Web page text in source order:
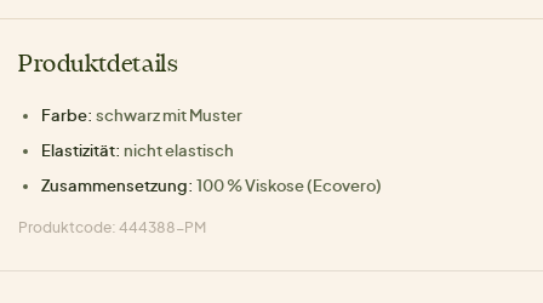
Produktdetails
Farbe: schwarz mit Muster
Elastizität: nicht elastisch
Zusammensetzung: 100 % Viskose (Ecovero)
Produktcode: 444388-PM